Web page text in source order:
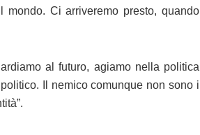
Ci arriveremo presto, quando
al futuro, agiamo nella politica
Il nemico comunque non sono i